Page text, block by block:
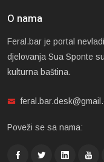
O nama
Feral.bar je portal
djelovanja Sua Sponte
kulturna baština.
Poveži se sa nama: